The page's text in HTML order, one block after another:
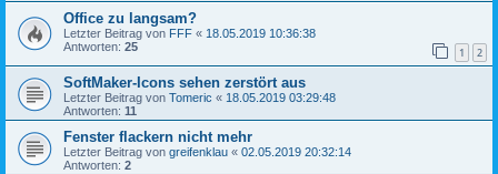
Office zu langsam?
Letzter Beitrag von FFF « 18.05.2019 10:36:38
Antworten: 25 1 2
SoftMaker-Icons sehen zerstört aus
Letzter Beitrag von Tomeric « 18.05.2019 03:29:48
Antworten: 11
Fenster flackern nicht mehr
Letzter Beitrag von greifenklau « 02.05.2019 20:32:14
Antworten: 2